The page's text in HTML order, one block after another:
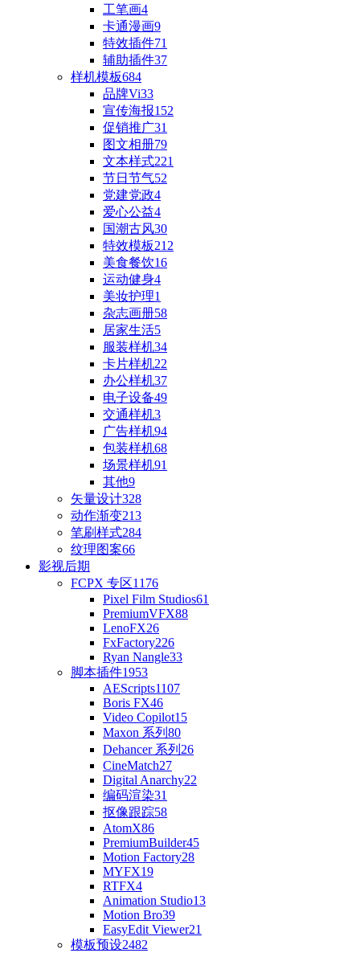
工笔画4
卡通漫画9
特效插件71
辅助插件37
样机模板684
品牌Vi33
宣传海报152
促销推广31
图文相册79
文本样式221
节日节气52
党建党政4
爱心公益4
国潮古风30
特效模板212
美食餐饮16
运动健身4
美妆护理1
杂志画册58
居家生活5
服装样机34
卡片样机22
办公样机37
电子设备49
交通样机3
广告样机94
包装样机68
场景样机91
其他9
矢量设计328
动作渐变213
笔刷样式284
纹理图案66
影视后期
FCPX 专区1176
Pixel Film Studios61
PremiumVFX88
LenoFX26
FxFactory226
Ryan Nangle33
脚本插件1953
AEScripts1107
Boris FX46
Video Copilot15
Maxon 系列 80
Dehancer 系列 26
CineMatch27
Digital Anarchy22
编码渲染31
抠像跟踪58
AtomX86
PremiumBuilder45
Motion Factory28
MYFX19
RTFX4
Animation Studio13
Motion Bro39
EasyEdit Viewer21
模板预设2482